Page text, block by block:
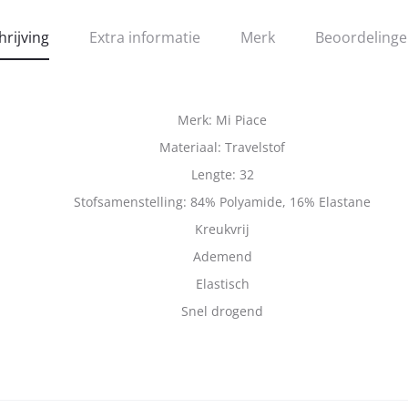
Extra informatie Merk
Merk: Mi Piace
Materiaal: Travelstof
Lengte: 32
Stofsamenstelling: 84% Polyamide, 16% Elastane
Kreukvrij
Ademend
Elastisch
Snel drogend